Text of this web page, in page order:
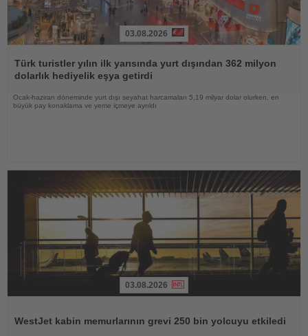
Oku
03.08.2026
Türk turistler yılın ilk yarısında yurt dışından 362 milyon
dolarlık hediyelik eşya getirdi
Ocak-haziran döneminde yurt dışı seyahat harcamaları 5,19 milyar dolar olurken, en
büyük pay konaklama ve yeme içmeye ayrıldı
03.08.2026
WestJet kabin memurlarının grevi 250 bin yolcuyu etkiledi